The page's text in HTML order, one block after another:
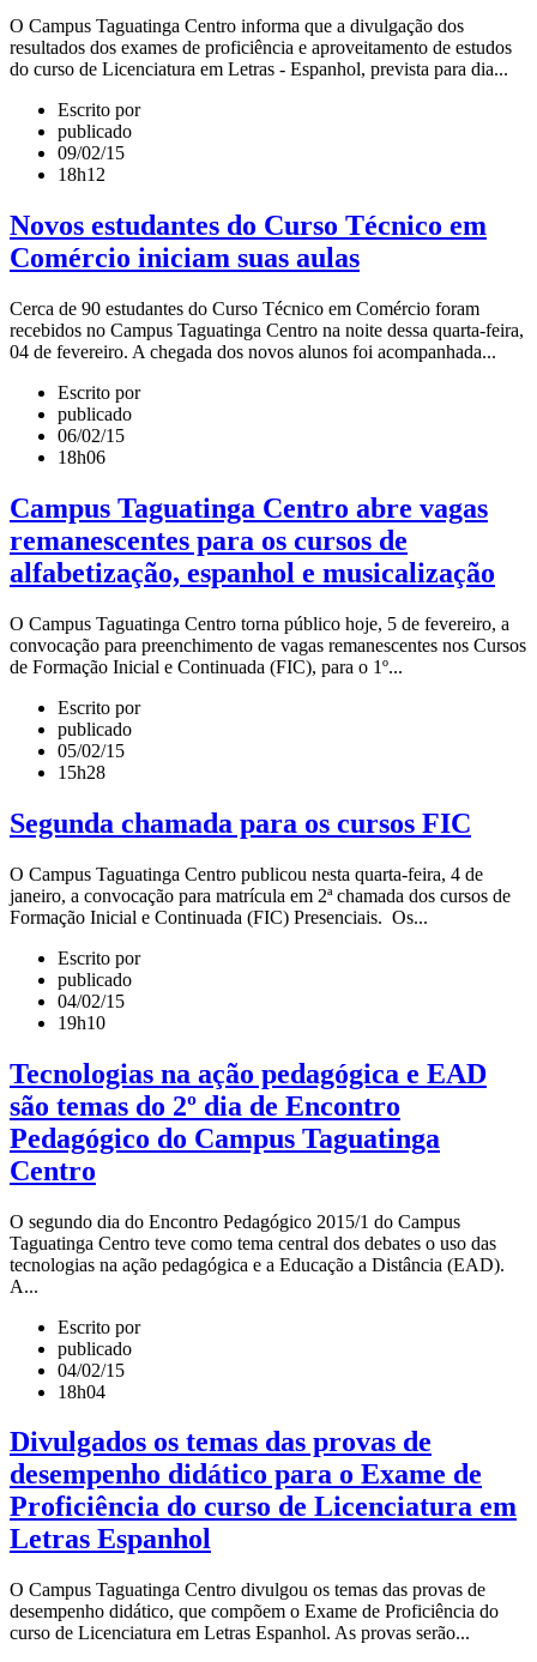
O Campus Taguatinga Centro informa que a divulgação dos
resultados dos exames de proficiência e aproveitamento de estudos
do curso de Licenciatura em Letras - Espanhol, prevista para dia...
Escrito por
publicado
09/02/15
18h12
Novos estudantes do Curso Técnico em
Comércio iniciam suas aulas
Cerca de 90 estudantes do Curso Técnico em Comércio foram
recebidos no Campus Taguatinga Centro na noite dessa quarta-feira,
04 de fevereiro. A chegada dos novos alunos foi acompanhada...
Escrito por
publicado
06/02/15
18h06
Campus Taguatinga Centro abre vagas
remanescentes para os cursos de
alfabetização, espanhol e musicalização
O Campus Taguatinga Centro torna público hoje, 5 de fevereiro, a
convocação para preenchimento de vagas remanescentes nos Cursos
de Formação Inicial e Continuada (FIC), para o 1º...
Escrito por
publicado
05/02/15
15h28
Segunda chamada para os cursos FIC
O Campus Taguatinga Centro publicou nesta quarta-feira, 4 de
janeiro, a convocação para matrícula em 2ª chamada dos cursos de
Formação Inicial e Continuada (FIC) Presenciais. Os...
Escrito por
publicado
04/02/15
19h10
Tecnologias na ação pedagógica e EAD
são temas do 2º dia de Encontro
Pedagógico do Campus Taguatinga
Centro
O segundo dia do Encontro Pedagógico 2015/1 do Campus
Taguatinga Centro teve como tema central dos debates o uso das
tecnologias na ação pedagógica e a Educação a Distância (EAD).
A...
Escrito por
publicado
04/02/15
18h04
Divulgados os temas das provas de
desempenho didático para o Exame de
Proficiência do curso de Licenciatura em
Letras Espanhol
O Campus Taguatinga Centro divulgou os temas das provas de
desempenho didático, que compõem o Exame de Proficiência do
curso de Licenciatura em Letras Espanhol. As provas serão...